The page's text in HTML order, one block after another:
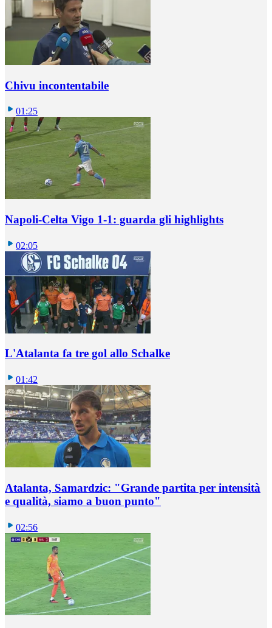
Chivu incontentabile
01:25
Napoli-Celta Vigo 1-1: guarda gli highlights
02:05
L'Atalanta fa tre gol allo Schalke
01:42
Atalanta, Samardzic: "Grande partita per intensità
e qualità, siamo a buon punto"
02:56